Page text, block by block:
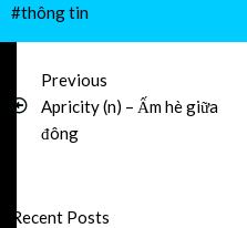
#thông tin
Previous
Apricity (n) – Ấm hè giữa
đông
Recent Posts